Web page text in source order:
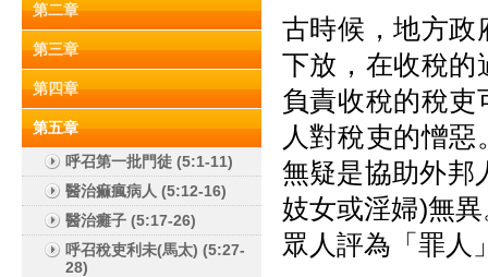
第二章
第三章
第四章
第五章
呼召第一批門徒 (5:1-11)
醫治痲瘋病人 (5:12-16)
醫治癱子 (5:17-26)
呼召稅吏利未(馬太) (5:27-
28)
古時候，地方政
下放，在收稅的
負責收稅的稅吏
人對稅吏的憎
無疑是協助外邦
妓女或淫婦)無
眾人評為「罪人